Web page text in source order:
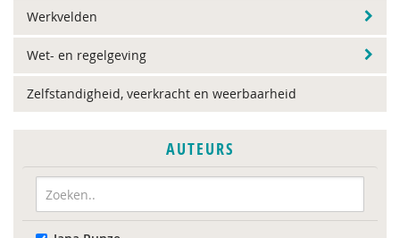
Werkvelden
Wet- en regelgeving
Zelfstandigheid, veerkracht en weerbaarheid
AUTEURS